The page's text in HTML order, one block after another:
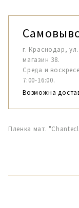
г. Краснодар,
магазин 38.
Среда и
7:00-16:00.
Возможна
Пленка мат.